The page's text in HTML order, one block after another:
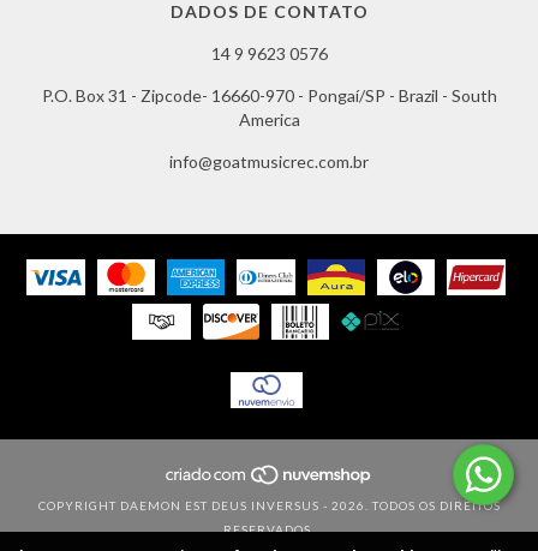
DADOS DE CONTATO
14 9 9623 0576
P.O. Box 31 - Zipcode- 16660-970 - Pongaí/SP - Brazil - South
America
info@goatmusicrec.com.br
COPYRIGHT DAEMON EST DEUS INVERSUS - 2026. TODOS OS DIREITOS
RESERVADOS.